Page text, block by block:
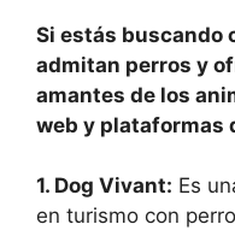
Si estás buscando
admitan perros y
amantes de los
web y plataformas
1. Dog Vivant: Es
en turismo con